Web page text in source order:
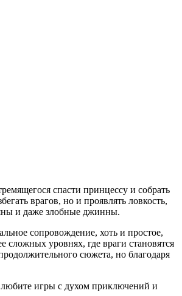
спасти принцессу и собрать
врагов, но и проявлять ловкость,
и даже злобные джинны.
сопровождение, хоть и простое,
сложных уровнях, где враги становятся
сюжета, но благодаря
любите игры с духом приключений и